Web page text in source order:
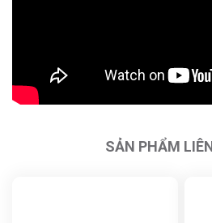
SẢN PHẨM